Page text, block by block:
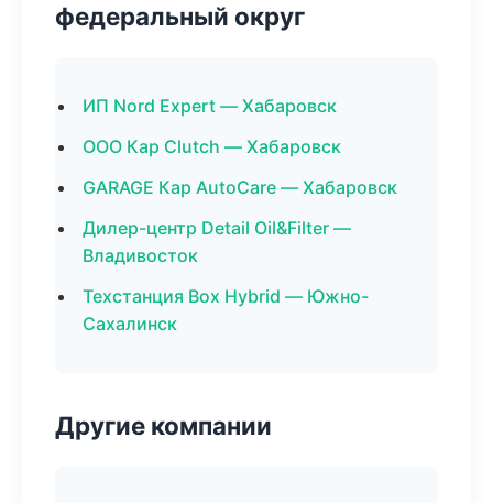
федеральный округ
ИП Nord Expert — Хабаровск
ООО Кар Clutch — Хабаровск
GARAGE Кар AutoCare — Хабаровск
Дилер-центр Detail Oil&Filter —
Владивосток
Техстанция Box Hybrid — Южно-
Сахалинск
Другие компании